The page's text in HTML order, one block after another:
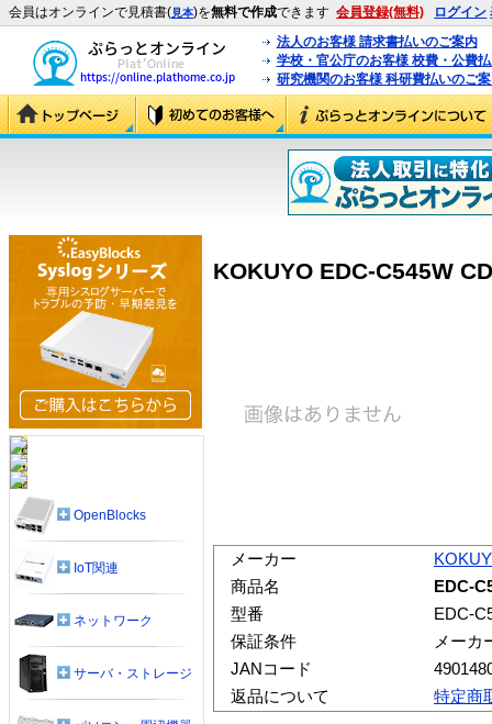
会員はオンラインで見積書(見本)を無料で作成できます 会員登録(無料) ログイン
法人のお客様 請求書払いのご案内
学校・官公庁のお客様 校費・公費
研究機関のお客様 科研費払いのご
KOKUYO EDC-C545W
メーカー
商品名
EDC-
型番
EDC-
保証条件
メーカ
JANコード
返品について
特定商
OpenBlocks
IoT関連
ネットワーク
サーバ・ストレージ